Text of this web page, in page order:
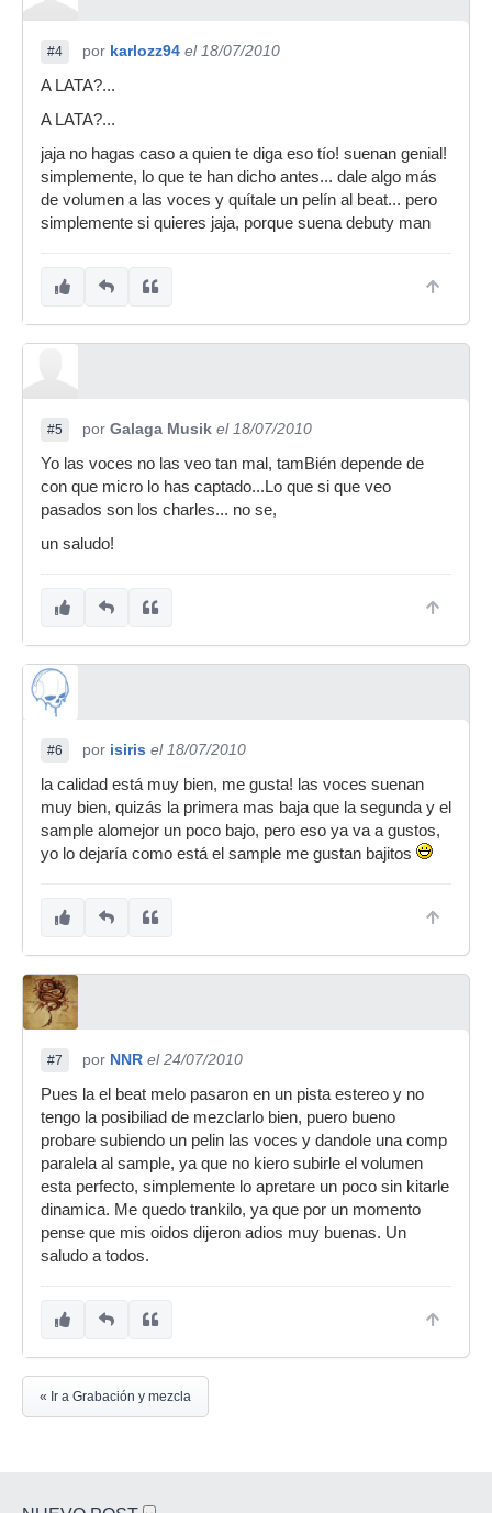
#4 por karlozz94 el 18/07/2010
A LATA?...
A LATA?...
jaja no hagas caso a quien te diga eso tío! suenan genial!
simplemente, lo que te han dicho antes... dale algo más
de volumen a las voces y quítale un pelín al beat... pero
simplemente si quieres jaja, porque suena debuty man
#5 por Galaga Musik el 18/07/2010
Yo las voces no las veo tan mal, tamBién depende de
con que micro lo has captado...Lo que si que veo
pasados son los charles... no se,
un saludo!
#6 por isiris el 18/07/2010
la calidad está muy bien, me gusta! las voces suenan
muy bien, quizás la primera mas baja que la segunda y el
sample alomejor un poco bajo, pero eso ya va a gustos,
yo lo dejaría como está el sample me gustan bajitos
#7 por NNR el 24/07/2010
Pues la el beat melo pasaron en un pista estereo y no
tengo la posibiliad de mezclarlo bien, puero bueno
probare subiendo un pelin las voces y dandole una comp
paralela al sample, ya que no kiero subirle el volumen
esta perfecto, simplemente lo apretare un poco sin kitarle
dinamica. Me quedo trankilo, ya que por un momento
pense que mis oidos dijeron adios muy buenas. Un
saludo a todos.
« Ir a Grabación y mezcla